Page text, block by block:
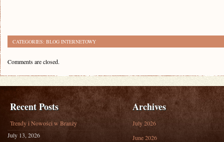
CATEGORIES: BLOG INTERNETOWY
Comments are closed.
Recent Posts
Trendy i Nowości w Branży
July 13, 2026
Archives
July 2026
June 2026